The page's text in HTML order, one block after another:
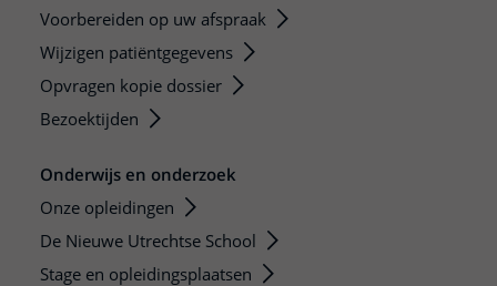
Voorbereiden op uw afspraak
Wijzigen patiëntgegevens
Opvragen kopie dossier
Bezoektijden
Onderwijs en onderzoek
Onze opleidingen
De Nieuwe Utrechtse School
Stage en opleidingsplaatsen